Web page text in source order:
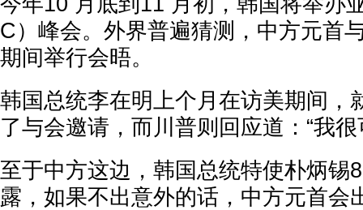
C）峰会。外界普遍猜测，中方元首
期间举行会晤。
韩国总统李在明上个月在访美期间，
了与会邀请，而川普则回应道：“我很
至于中方这边，韩国总统特使朴炳锡
露，如果不出意外的话，中方元首会